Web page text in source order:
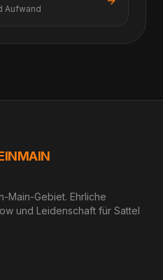
Aufwand
Main-Gebiet. Ehrliche
und Leidenschaft für Sattel